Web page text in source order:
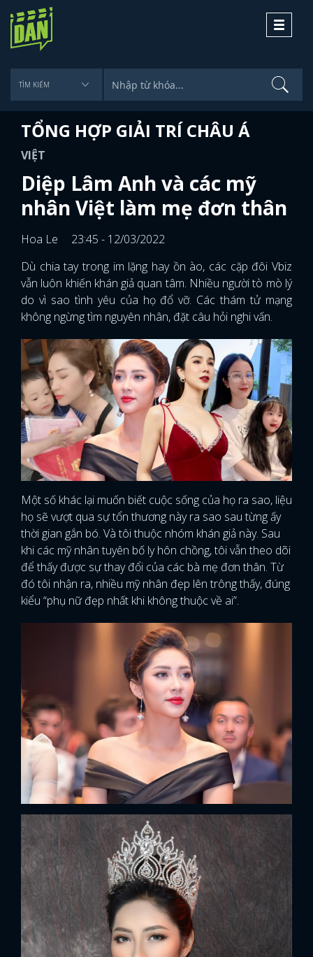
Toggle
TỔNG HỢP GIẢI TRÍ CHÂU Á
VIỆT
Diệp Lâm Anh và các mỹ
nhân Việt làm mẹ đơn thân
Hoa Le
23:45 - 12/03/2022
Dù chia tay trong im lặng hay ồn ào, các cặp đôi Vbiz
vẫn luôn khiến khán giả quan tâm. Nhiều người tò mò lý
do vì sao tình yêu của họ đổ vỡ. Các thám tử mạng
không ngừng tìm nguyên nhân, đặt câu hỏi nghi vấn.
Một số khác lại muốn biết cuộc sống của họ ra sao, liệu
họ sẽ vượt qua sự tổn thương này ra sao sau từng ấy
thời gian gắn bó. Và tôi thuộc nhóm khán giả này. Sau
khi các mỹ nhân tuyên bố ly hôn chồng, tôi vẫn theo dõi
để thấy được sự thay đổi của các bà mẹ đơn thân. Từ
đó tôi nhận ra, nhiều mỹ nhân đẹp lên trông thấy, đúng
kiểu “phụ nữ đẹp nhất khi không thuộc về ai”.